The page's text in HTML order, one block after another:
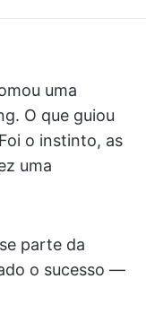
uma
O que guiou
o instinto, as
uma
parte da
o sucesso —